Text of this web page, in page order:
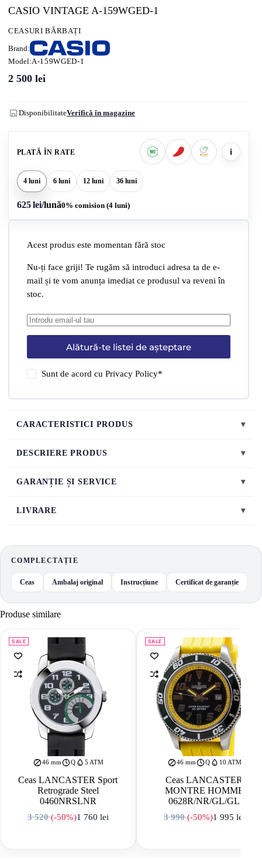
CASIO VINTAGE A-159WGED-1
CEASURI BĂRBAȚI
Brand:
Model:A-159WGED-1
2 500 lei
DisponibilitateVerifică în magazine
PLATĂ ÎN RATE i
4 luni 6 luni 12 luni 36 luni
625 lei/lună0% comision (4 luni)
Acest produs este momentan fără stoc
Nu-ți face griji! Te rugăm să introduci adresa ta de e-
mail și te vom anunța imediat ce produsul va reveni în
stoc.
Alătură-te listei de așteptare
Sunt de acord cuPrivacy Policy*
CARACTERISTICI PRODUS ▾
DESCRIERE PRODUS ▾
GARANȚIE ȘI SERVICE ▾
LIVRARE ▾
COMPLECTAȚIE
Ceas Ambalaj original Instrucțiune Certificat de garanție
Produse similare
SALE
46 mm Q 5 ATM
Ceas LANCASTER Sport
Retrograde Steel
0460NRSLNR
3 520(-50%)
Prețul inițial a fost: 3 520 lei.
1 760 lei
Prețul curent este: 1 760 lei.
SALE
46 mm Q 10 ATM
Ceas LANCASTER
MONTRE HOMME
0628R/NR/GL/GL
3 990(-50%)
Prețul inițial a
1 995 lei
Prețul curent